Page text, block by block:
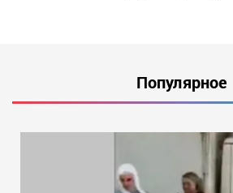
Популярное